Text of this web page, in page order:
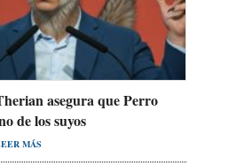
asegura que Perro
de los suyos
MÁS